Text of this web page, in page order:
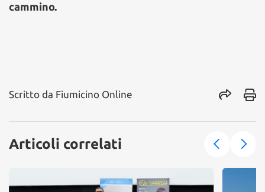
cammino.
Scritto da Fiumicino Online
Articoli correlati